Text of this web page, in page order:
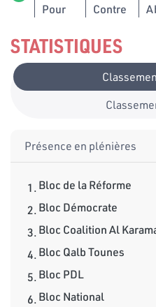
STATISTIQUES
1.Bloc de la Réforme
2.Bloc Démocrate
3.Bloc Coalition Al
4.Bloc Qalb Tounes
5.Bloc PDL
6.Bloc National
Pour
Contre